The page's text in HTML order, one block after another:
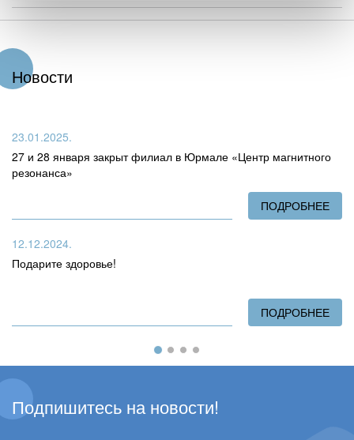
Новости
23.01.2025.
27 и 28 января закрыт филиал в Юрмале «Центр магнитного
резонанса»
ПОДРОБНЕЕ
12.12.2024.
Подарите здоровье!
ПОДРОБНЕЕ
Подпишитесь на новости!